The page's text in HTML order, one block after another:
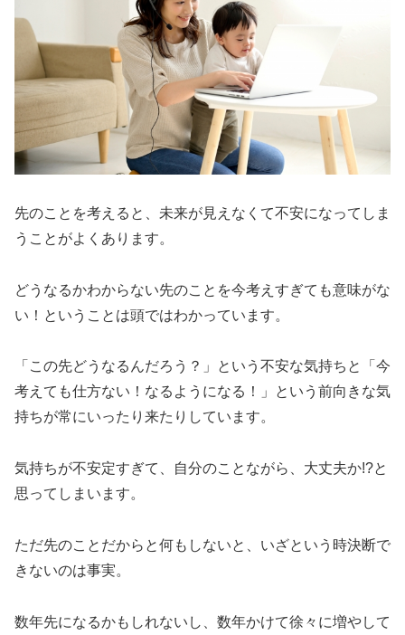
先のことを考えると、未来が見えなくて不安になってしま
うことがよくあります。
どうなるかわからない先のことを今考えすぎても意味がな
い！ということは頭ではわかっています。
「この先どうなるんだろう？」という不安な気持ちと「今
考えても仕方ない！なるようになる！」という前向きな気
持ちが常にいったり来たりしています。
気持ちが不安定すぎて、自分のことながら、大丈夫か!?と
思ってしまいます。
ただ先のことだからと何もしないと、いざという時決断で
きないのは事実。
数年先になるかもしれないし、数年かけて徐々に増やして